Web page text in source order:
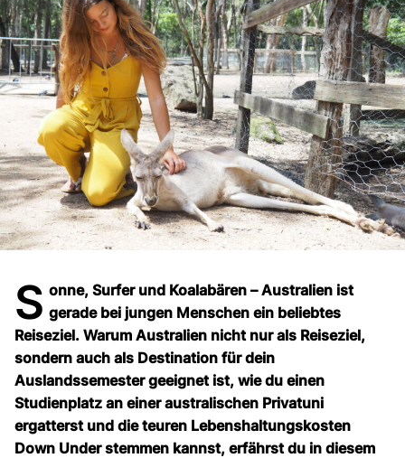
S onne, Surfer und Koalabären – Australien ist
gerade bei jungen Menschen ein beliebtes
Reiseziel. Warum Australien nicht nur als Reiseziel,
sondern auch als Destination für dein
Auslandssemester geeignet ist, wie du einen
Studienplatz an einer australischen Privatuni
ergatterst und die teuren Lebenshaltungskosten
Down Under stemmen kannst, erfährst du in diesem